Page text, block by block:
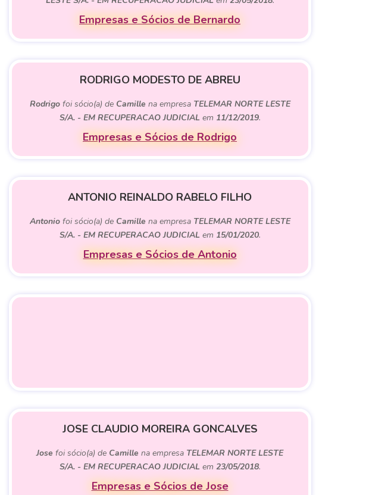
Empresas e Sócios de Bernardo
RODRIGO MODESTO DE ABREU
Rodrigofoi sócio(a) de Camille na empresa TELEMAR NORTE LESTE
S/A. - EM RECUPERACAO JUDICIAL em 11/12/2019.
Empresas e Sócios de Rodrigo
ANTONIO REINALDO RABELO FILHO
Antoniofoi sócio(a) de Camille na empresa TELEMAR NORTE LESTE
S/A. - EM RECUPERACAO JUDICIAL em 15/01/2020.
Empresas e Sócios de Antonio
JOSE CLAUDIO MOREIRA GONCALVES
Jose foi sócio(a) de Camille na empresa TELEMAR NORTE LESTE
S/A. - EM RECUPERACAO JUDICIAL em 23/05/2018.
Empresas e Sócios de Jose